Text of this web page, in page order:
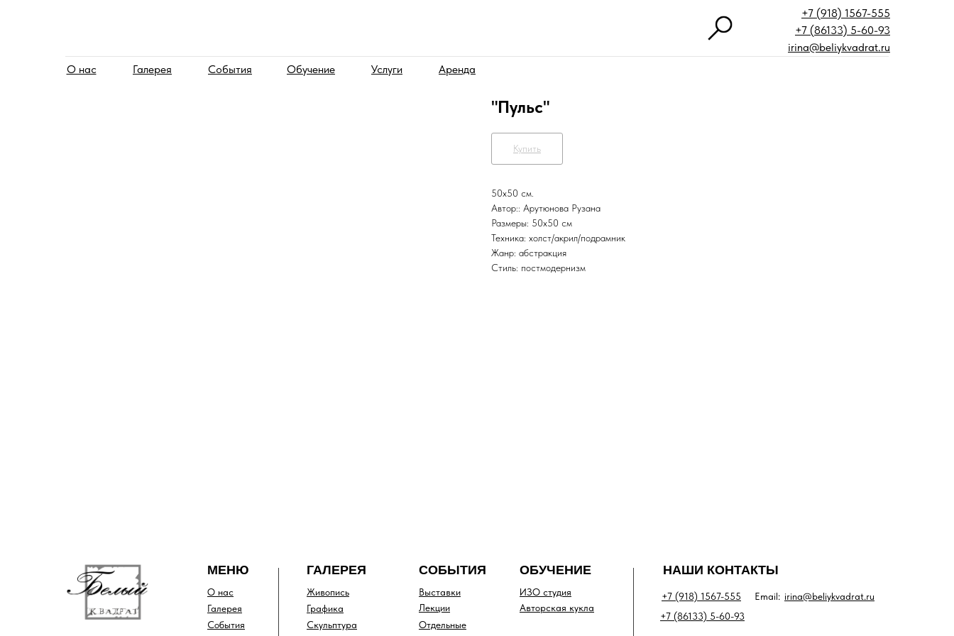
О нас События
Галерея Обучение
+7 (918) 1567-555
Услуги Аренда
+7 (86133) 5-60-93
irina@beliykvadrat.ru
"Пульс"
Купить
50х50 см.
Автор:: Арутюнова Рузана
Размеры: 50х50 см
Техника: холст/акрил/подрамник
Жанр: абстракция
Стиль: постмодернизм
СОБЫТИЯ ОБУЧЕНИЕ
МЕНЮ
О нас
Галерея
События
ГАЛЕРЕЯ
Живопись
Графика
Скульптура
Выставки
Лекции
Отдельные
ИЗО студия
Авторская кукла
НАШИ КОНТАКТЫ
+7 (918) 1567-555
+7 (86133) 5-60-93
irina@beliykvadrat.ru
Email: